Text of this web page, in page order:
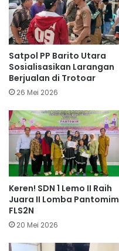
Satpol PP Barito Utara
Sosialisasikan Larangan
Berjualan di Trotoar
26 Mei 2026
Keren! SDN 1 Lemo II Raih
Juara II Lomba Pantomim
FLS2N
20 Mei 2026